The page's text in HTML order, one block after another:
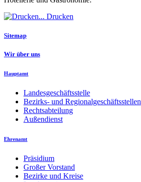
Drucken
Sitemap
Wir über uns
Hauptamt
Landesgeschäftsstelle
Bezirks- und Regionalgeschäftsstellen
Rechtsabteilung
Außendienst
Ehrenamt
Präsidium
Großer Vorstand
Bezirke und Kreise